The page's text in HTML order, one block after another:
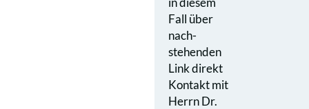
Fall über
nach­
stehenden
Link direkt
Kontakt mit
Herrn Dr.